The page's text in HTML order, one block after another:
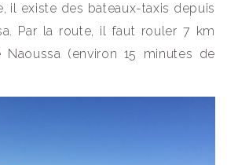
il existe des bateaux-taxis depuis
Par la route, il faut rouler 7 km
(environ 15 minutes de